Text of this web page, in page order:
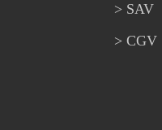
> SAV
> CGV